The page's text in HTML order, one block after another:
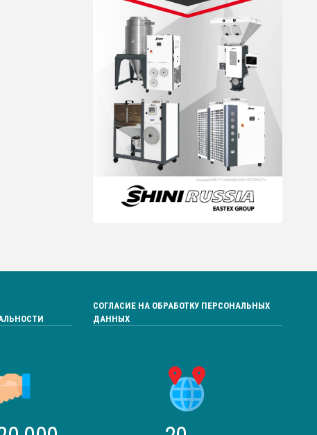
СОГЛАСИЕ НА ОБРАБОТКУ ПЕРСОНАЛЬНЫХ
ДАННЫХ